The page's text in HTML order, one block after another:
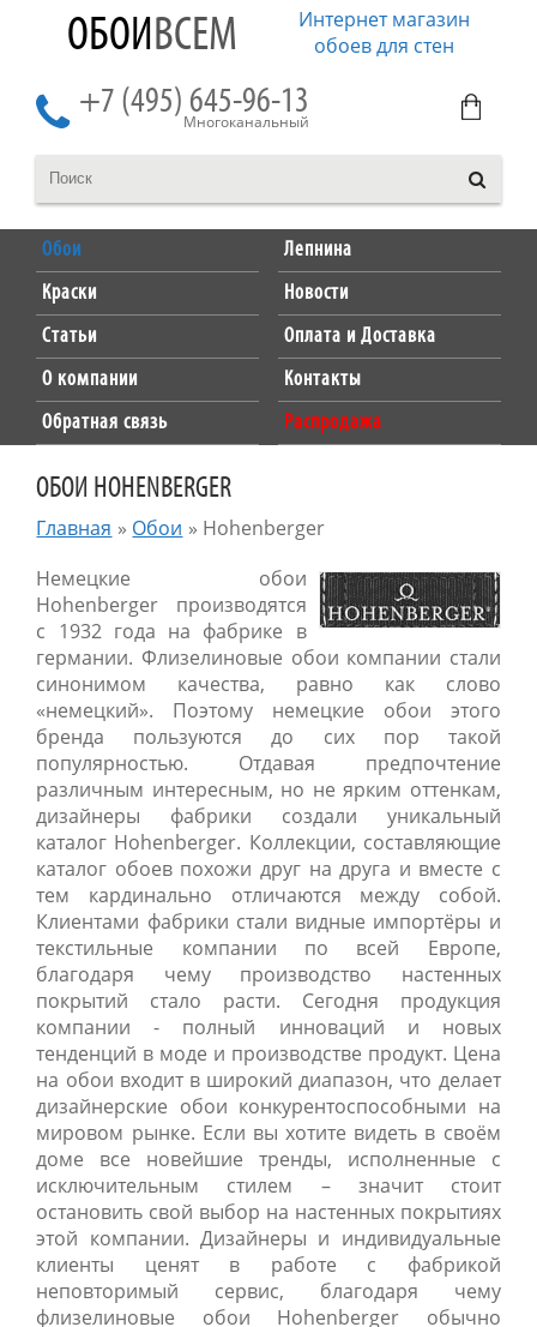
ОБОИВСЕМ
Интернет магазин
обоев для стен
+7 (495) 645-96-13
Многоканальный
Обои
Лепнина
Краски
Новости
Статьи
Оплата и Доставка
О компании
Контакты
Обратная связь
Распродажа
ОБОИ HOHENBERGER
Главная » Обои » Hohenberger
Немецкие обои
Hohenberger производятся
с 1932 года на фабрике в
германии. Флизелиновые обои компании стали
синонимом качества, равно как слово
«немецкий». Поэтому немецкие обои этого
бренда пользуются до сих пор такой
популярностью. Отдавая предпочтение
различным интересным, но не ярким оттенкам,
дизайнеры фабрики создали уникальный
каталог Hohenberger. Коллекции, составляющие
каталог обоев похожи друг на друга и вместе с
тем кардинально отличаются между собой.
Клиентами фабрики стали видные импортёры и
текстильные компании по всей Европе,
благодаря чему производство настенных
покрытий стало расти. Сегодня продукция
компании - полный инноваций и новых
тенденций в моде и производстве продукт. Цена
на обои входит в широкий диапазон, что делает
дизайнерские обои конкурентоспособными на
мировом рынке. Если вы хотите видеть в своём
доме все новейшие тренды, исполненные с
исключительным стилем – значит стоит
остановить свой выбор на настенных покрытиях
этой компании. Дизайнеры и индивидуальные
клиенты ценят в работе с фабрикой
неповторимый сервис, благодаря чему
флизелиновые обои Hohenberger обычно